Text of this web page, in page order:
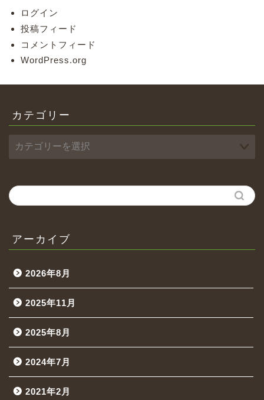
ログイン
投稿フィード
コメントフィード
WordPress.org
カテゴリー
アーカイブ
2026年8月
2025年11月
2025年8月
2024年7月
2021年2月